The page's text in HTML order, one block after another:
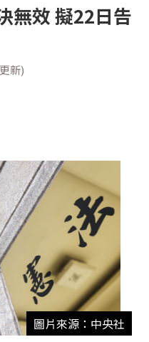
無效 擬22日告
新)
圖片來源：中央社